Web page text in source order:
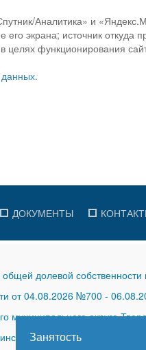
Аналитика» и
экрана; источник откуда
функционирования
ДОКУМЕНТЫ
долевой собственности
от 04.08.2026 №700 -
округа
района (с изменениями)
Занятость